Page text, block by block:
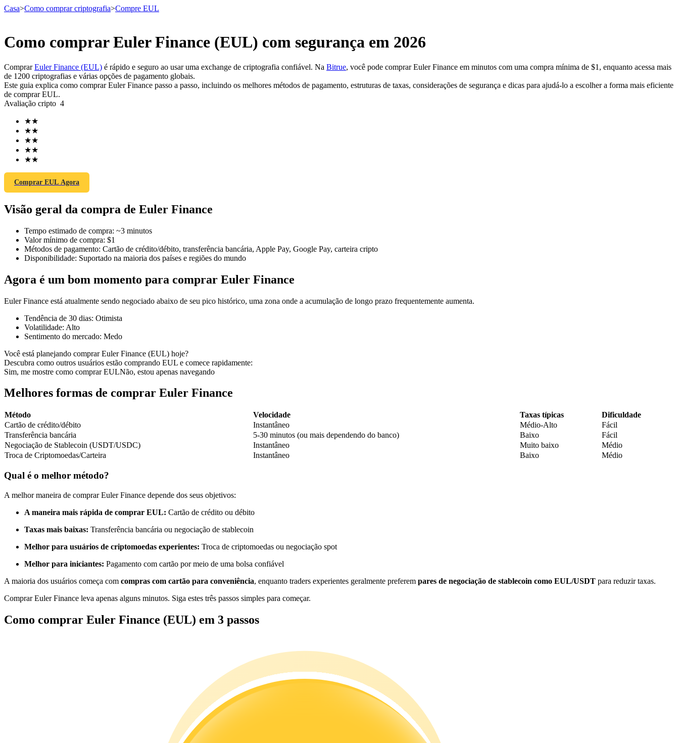
Futuros
Futuros de USDT
TradFi
Futuros de USDC
Copiar Trading
Junte-se aos principais traders
Desfrute da partilha de lucros e comissões de copy trading
Casa>Como comprar criptografia>Compre EUL
Como comprar Euler Finance (EUL) com segurança em 2026
ComprarEuler Finance (EUL) é rápido e seguro ao usar uma exchange de criptografia confiável. Na Bitrue, você pode comprar Euler Finance em minutos com uma compra mínima de $1, enquanto acessa mais
de 1200 criptografias e várias opções de pagamento globais.
Este guia explica como comprar Euler Finance passo a passo, incluindo os melhores métodos de pagamento, estruturas de taxas, considerações de segurança e dicas para ajudá-lo a escolher a forma mais eficiente
de comprar EUL.
Avaliação cripto 4
★★
★★
★★
★★
★★
Comprar EUL Agora
Visão geral da compra de Euler Finance
Tempo estimado de compra: ~3 minutos
Valor mínimo de compra: $1
Métodos de pagamento: Cartão de crédito/débito, transferência bancária, Apple Pay, Google Pay, carteira cripto
Disponibilidade: Suportado na maioria dos países e regiões do mundo
Agora é um bom momento para comprar Euler Finance
Euler Finance está atualmente sendo negociado abaixo de seu pico histórico, uma zona onde a acumulação de longo prazo frequentemente aumenta.
Tendência de 30 dias: Otimista
Volatilidade: Alto
Sentimento do mercado: Medo
Você está planejando comprar Euler Finance (EUL) hoje?
Descubra como outros usuários estão comprando EUL e comece rapidamente:
Sim, me mostre como comprar EULNão, estou apenas navegando
Melhores formas de comprar Euler Finance
Método Velocidade Taxas típicas
Dificuldade
Cartão de crédito/débito
Instantâneo Médio-Alto
Fácil
Transferência bancária
5-30 minutos (ou mais dependendo do banco) Baixo
Fácil
Negociação de Stablecoin (USDT/USDC)
Instantâneo Muito baixo
Médio
Troca de Criptomoedas/Carteira
Instantâneo Baixo Médio
Qual é o melhor método?
A melhor maneira de comprar Euler Finance depende dos seus objetivos:
A maneira mais rápida de comprar EUL: Cartão de crédito ou débito
Taxas mais baixas: Transferência bancária ou negociação de stablecoin
Melhor para usuários de criptomoedas experientes: Troca de criptomoedas ou negociação spot
Melhor para iniciantes: Pagamento com cartão por meio de uma bolsa confiável
A maioria dos usuários começa com compras com cartão para conveniência, enquanto traders experientes geralmente preferem pares de negociação de stablecoin como EUL/USDT para reduzir taxas.
Comprar Euler Finance leva apenas alguns minutos. Siga estes três passos simples para começar.
Como comprar Euler Finance (EUL) em 3 passos